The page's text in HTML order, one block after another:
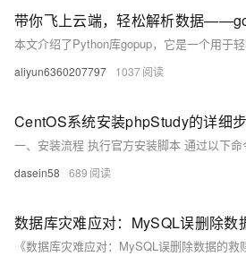
aliyun6360207797 1037
CentOS系统安装phpStudy的详细
dasein58 689